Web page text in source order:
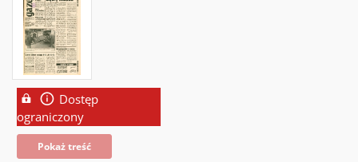
Dostęp
ograniczony
Pokaż treść